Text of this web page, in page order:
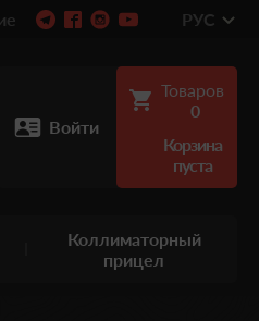
РУС
Войти
Товаров
0
Корзина
пуста
Коллиматорный
прицел